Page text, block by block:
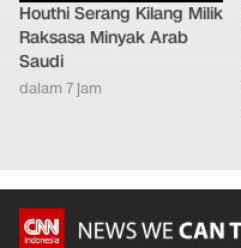
Houthi Serang Kilang Milik
Raksasa Minyak Arab
Saudi
dalam 7 jam